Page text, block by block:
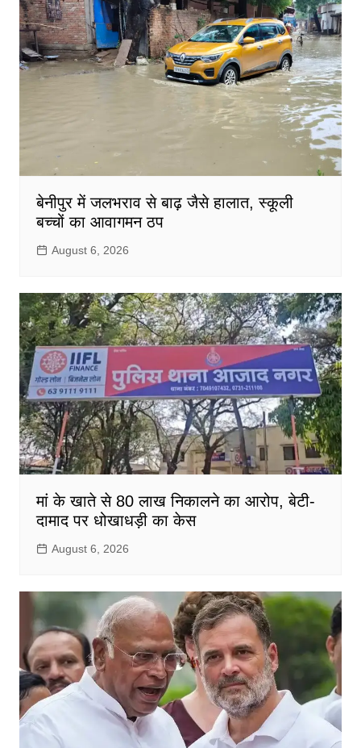
बेनीपुर में जलभराव से बाढ़ जैसे हालात, स्कूली
बच्चों का आवागमन ठप
August 6, 2026
मां के खाते से 80 लाख निकालने का आरोप, बेटी-
दामाद पर धोखाधड़ी का केस
August 6, 2026